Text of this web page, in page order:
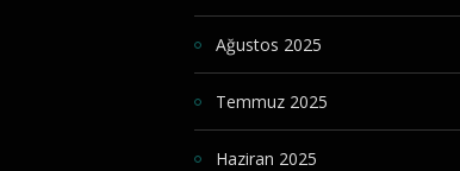
Ağustos 2025
Temmuz 2025
Haziran 2025